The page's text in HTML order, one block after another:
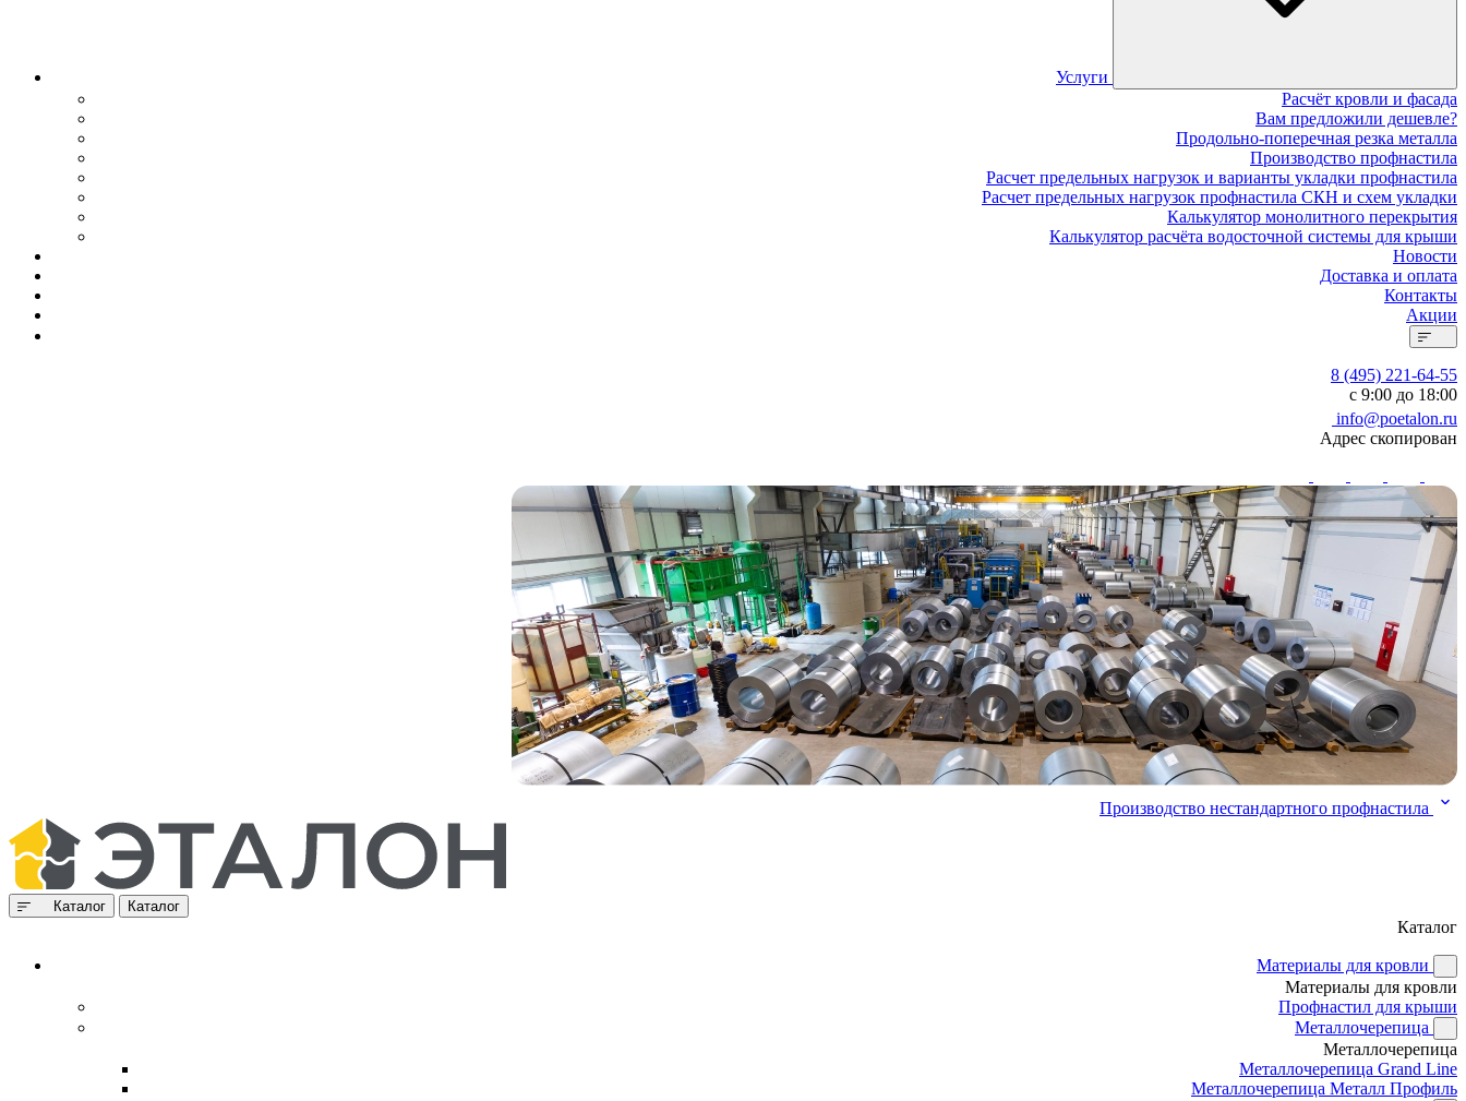
Услуги
Расчёт кровли и фасада
Вам предложили дешевле?
Продольно-поперечная резка металла
Производство профнастила
Расчет предельных нагрузок и варианты укладки профнастила
Расчет предельных нагрузок профнастила СКН и схем укладки
Калькулятор монолитного перекрытия
Калькулятор расчёта водосточной системы для крыши
Новости
Доставка и оплата
Контакты
Акции
8 (495) 221-64-55
с 9:00 до 18:00
info@poetalon.ru
Адрес скопирован
Производство нестандартного профнастила
Каталог Каталог
Каталог
Материалы для кровли
Материалы для кровли
Профнастил для крыши
Металлочерепица
Металлочерепица
Металлочерепица Grand Line
Металлочерепица Металл Профиль